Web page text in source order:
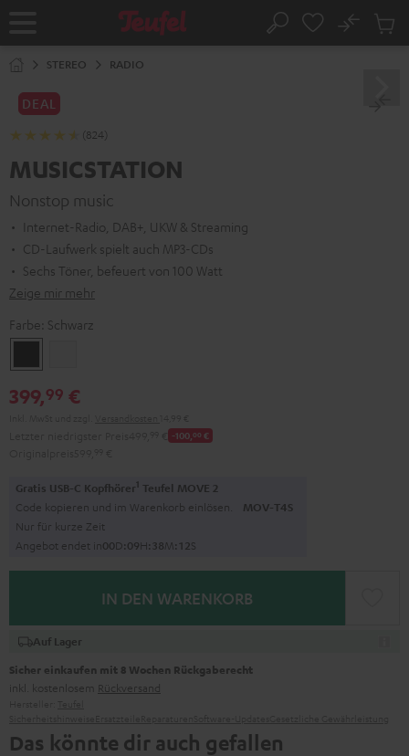
Startseite Suche
No
STEREO RADIO
DEAL
(824)
MUSICSTATION
Nonstop music
Internet-Radio, DAB+, UKW & Streaming
CD-Laufwerk spielt auch MP3-CDs
Sechs Töner, befeuert von 100 Watt
Zeige mir mehr
Farbe: Schwarz
399,99 €
-100,00 €
Gratis USB-C Kopfhörer1 Teufel MOVE 2
Code kopieren und im Warenkorb einlösen. MOV-T4S
Nur für kurze Zeit
Angebot endet in00D:09H: 38M:1 1S
IN DEN WARENKORB
Auf Lager
Sicher einkaufen mit 8 Wochen Rückgaberecht
inkl. kostenlosem Rückversand
Das könnte dir auch gefallen